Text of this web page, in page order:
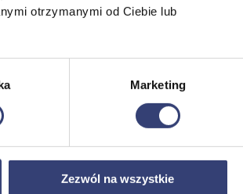
otrzymanymi od Ciebie lub
Marketing
Zezwól na wszystkie